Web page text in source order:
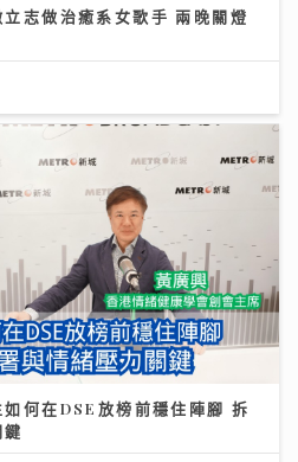
立志做治癒系女歌手 兩晚關燈
何在DSE放榜前穩住陣腳 拆